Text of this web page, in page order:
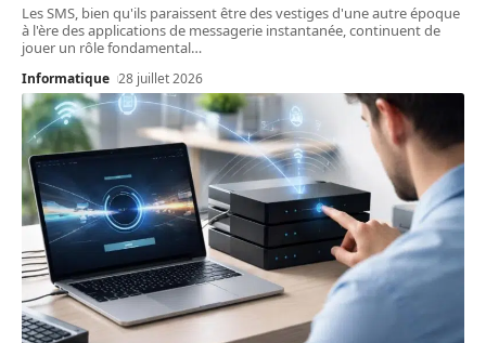
Les SMS, bien qu'ils paraissent être des vestiges d'une autre époque
à l'ère des applications de messagerie instantanée, continuent de
jouer un rôle fondamental…
Informatique 28 juillet 2026